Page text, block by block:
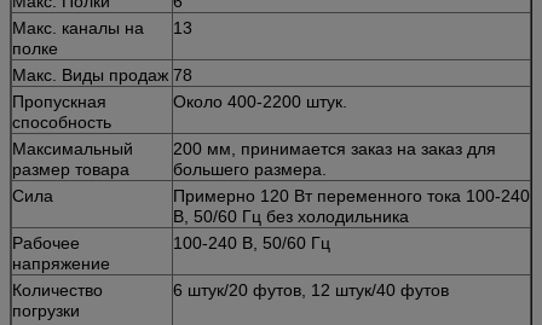
Макс. каналы на
полке
13
Макс. Виды продаж 78
Пропускная
способность
Около 400-2200 штук.
Максимальный
размер товара
200 мм, принимается заказ на заказ для
большего размера.
Сила
Примерно 120 Вт переменного тока 100-240
В, 50/60 Гц без холодильника
Рабочее
напряжение
100-240 В, 50/60 Гц
Количество
погрузки
6 штук/20 футов, 12 штук/40 футов